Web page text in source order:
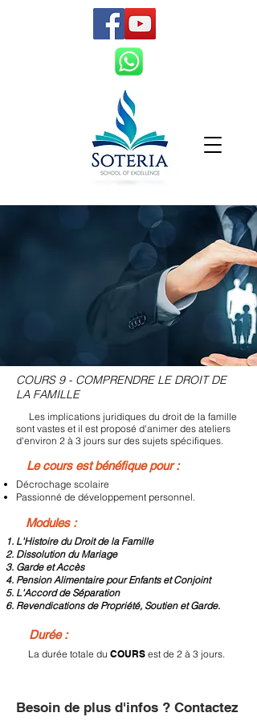
COURS 9 - COMPRENDRE LE DROIT DE
LA FAMILLE
Les implications juridiques du droit de la famille
sont vastes et il est proposé d'animer des ateliers
d'environ 2 à 3 jours sur des sujets spécifiques.
Le cours est bénéfique pour :
Décrochage scolaire
Passionné de développement personnel.
Modules :
L'Histoire du Droit de la Famille
Dissolution du Mariage
Garde et Accès
Pension Alimentaire pour Enfants et Conjoint
L'Accord de Séparation
Revendications de Propriété, Soutien et Garde.
Durée :
La durée totale du COURS est de 2 à 3 jours.
Besoin de plus d'infos ? Contactez